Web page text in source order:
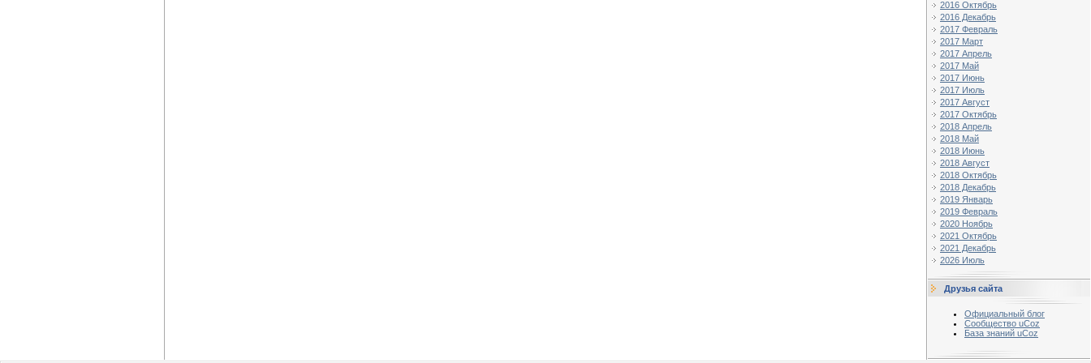
2016 Октябрь
2016 Декабрь
2017 Февраль
2017 Март
2017 Апрель
2017 Май
2017 Июнь
2017 Июль
2017 Август
2017 Октябрь
2018 Апрель
2018 Май
2018 Июнь
2018 Август
2018 Октябрь
2018 Декабрь
2019 Январь
2019 Февраль
2020 Ноябрь
2021 Октябрь
2021 Декабрь
2026 Июль
Друзья сайта
Официальный блог
Сообщество uCoz
База знаний uCoz